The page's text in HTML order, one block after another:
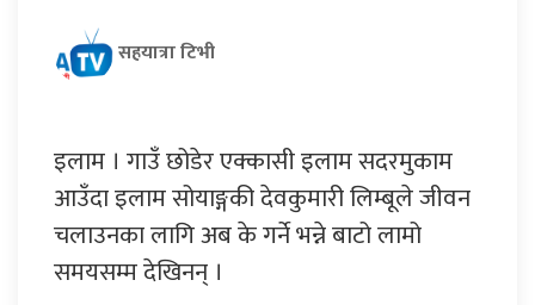
सहयात्रा टिभी
इलाम । गाउँ छोडेर एक्कासी इलाम सदरमुकाम
आउँदा इलाम सोयाङ्गकी देवकुमारी लिम्बूले जीवन
चलाउनका लागि अब के गर्ने भन्ने बाटो लामो
समयसम्म देखिनन् ।